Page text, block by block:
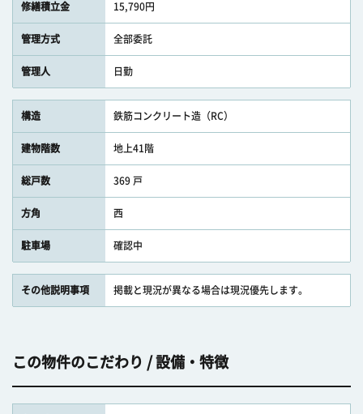
修繕積立金 15,790円
管理方式 全部委託
管理人 日勤
構造 鉄筋コンクリート造（RC）
建物階数 地上41階
総戸数 369 戸
方角 西
駐車場 確認中
その他説明事項 掲載と現況が異なる場合は現況優先します。
この物件のこだわり / 設備・特徴